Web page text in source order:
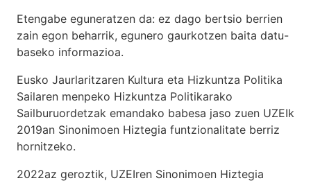
Etengabe eguneratzen da: ez dago bertsio berrien
zain egon beharrik, egunero gaurkotzen baita datu-
baseko informazioa.
Eusko Jaurlaritzaren Kultura eta Hizkuntza Politika
Sailaren menpeko Hizkuntza Politikarako
Sailburuordetzak emandako babesa jaso zuen UZEIk
2019an Sinonimoen Hiztegia funtzionalitate berriz
hornitzeko.
2022az geroztik, UZEIren Sinonimoen Hiztegia